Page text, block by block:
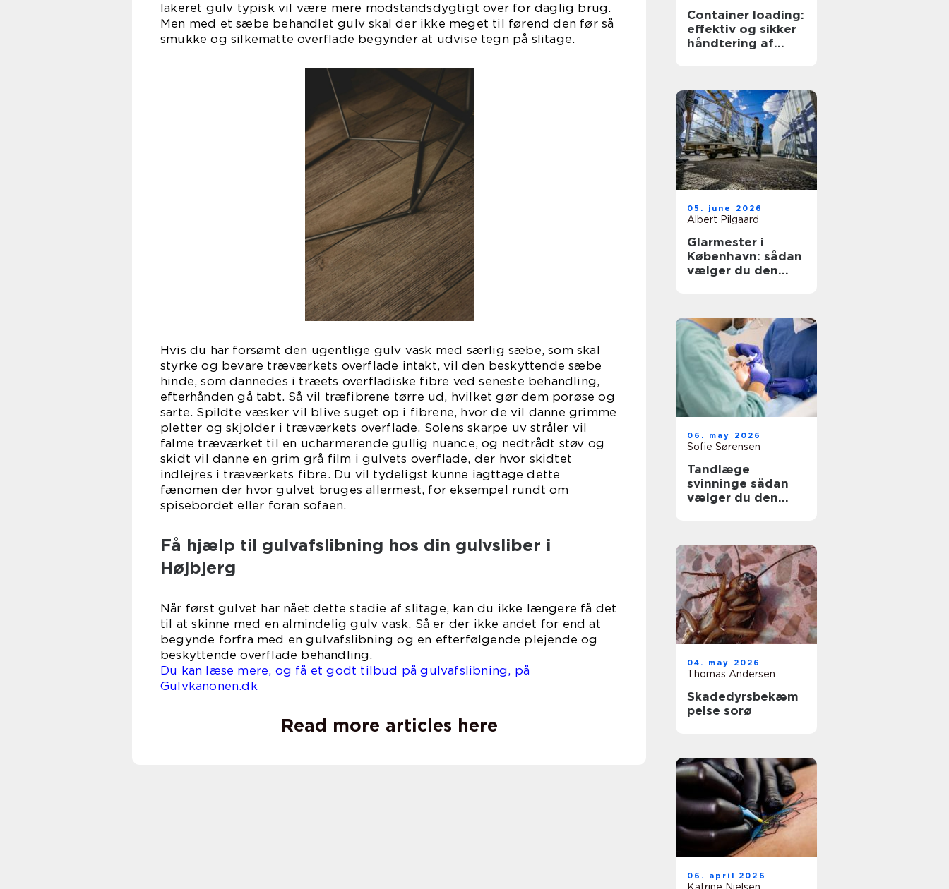
lakeret gulv typisk vil være mere modstandsdygtigt over for daglig brug.
Men med et sæbe behandlet gulv skal der ikke meget til førend den før så
smukke og silkematte overflade begynder at udvise tegn på slitage.
Hvis du har forsømt den ugentlige gulv vask med særlig sæbe, som skal
styrke og bevare træværkets overflade intakt, vil den beskyttende sæbe
hinde, som dannedes i træets overfladiske fibre ved seneste behandling,
efterhånden gå tabt. Så vil træfibrene tørre ud, hvilket gør dem porøse og
sarte. Spildte væsker vil blive suget op i fibrene, hvor de vil danne grimme
pletter og skjolder i træværkets overflade. Solens skarpe uv stråler vil
falme træværket til en ucharmerende gullig nuance, og nedtrådt støv og
skidt vil danne en grim grå film i gulvets overflade, der hvor skidtet
indlejres i træværkets fibre. Du vil tydeligst kunne iagttage dette
fænomen der hvor gulvet bruges allermest, for eksempel rundt om
spisebordet eller foran sofaen.
Få hjælp til gulvafslibning hos din gulvsliber i
Højbjerg
Når først gulvet har nået dette stadie af slitage, kan du ikke længere få det
til at skinne med en almindelig gulv vask. Så er der ikke andet for end at
begynde forfra med en gulvafslibning og en efterfølgende plejende og
beskyttende overflade behandling.
Du kan læse mere, og få et godt tilbud på gulvafslibning, på
Gulvkanonen.dk
Read more articles here
Container loading:
effektiv og sikker
håndtering af
05. june 2026
Albert Pilgaard
Glarmester i
København: sådan
vælger du den
06. may 2026
Sofie Sørensen
Tandlæge
svinninge sådan
vælger du den
04. may 2026
Thomas Andersen
Skadedyrsbekæm
pelse sorø
06. april 2026